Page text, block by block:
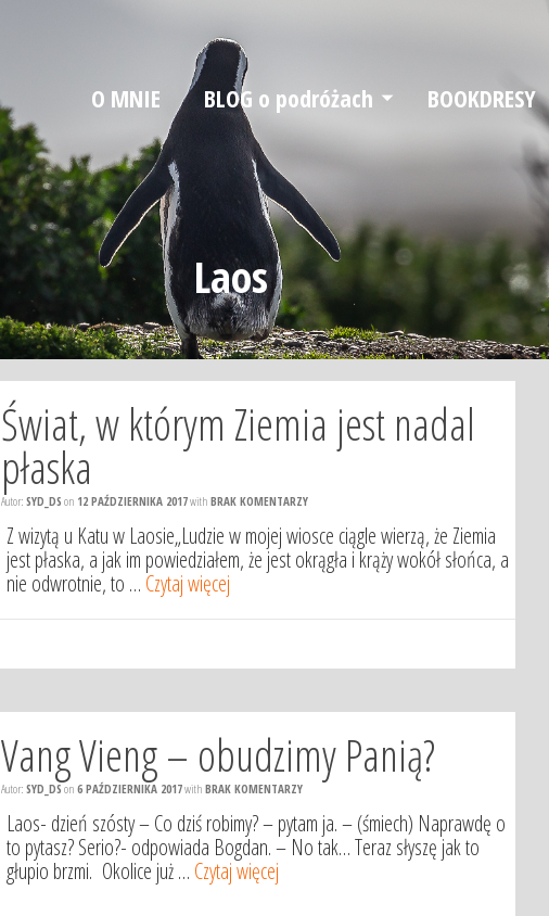
O MNIE BLOG o podróżach BOOKDRESY
Laos
Świat, w którym Ziemia jest nadal
płaska
Autor:SYD_DS on 12 PAŹDZIERNIKA 2017withBRAK KOMENTARZY
Z wizytą u Katu w Laosie„Ludzie w mojej wiosce ciągle wierzą, że Ziemia
jest płaska, a jak im powiedziałem, że jest okrągła i krąży wokół słońca, a
nie odwrotnie, to … Czytaj więcej
Vang Vieng – obudzimy Panią?
Autor:SYD_DS on6 PAŹDZIERNIKA 2017withBRAK KOMENTARZY
Laos- dzień szósty – Co dziś robimy? – pytam ja. – (śmiech) Naprawdę o
to pytasz? Serio?- odpowiada Bogdan. – No tak… Teraz słyszę jak to
głupio brzmi. Okolice już … Czytaj więcej